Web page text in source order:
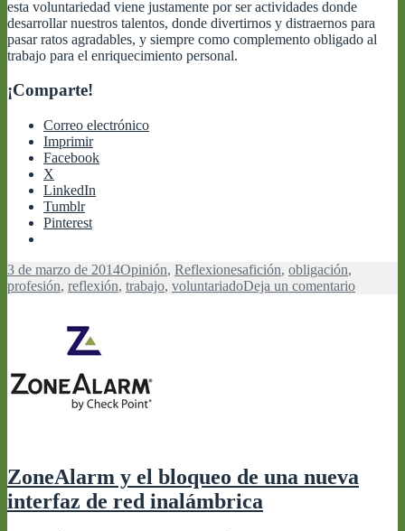
esta voluntariedad viene justamente por ser actividades donde
desarrollar nuestros talentos, donde divertirnos y distraernos para
pasar ratos agradables, y siempre como complemento obligado al
trabajo para el enriquecimiento personal.
¡Comparte!
Correo electrónico
Imprimir
Facebook
X
LinkedIn
Tumblr
Pinterest
Publicado
el
3 de marzo de 2014Categorías
Opinión, ReflexionesEtiquetas
afición, obligación,
profesión, reflexión, trabajo, voluntariadoDeja un comentarioen
ZoneAlarm y el bloqueo de una nueva
interfaz de red inalámbrica